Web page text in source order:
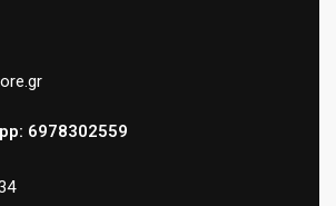
6978302559